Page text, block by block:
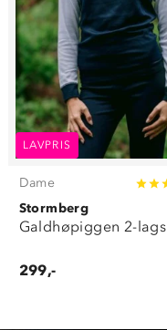
LAVPRIS
Dame
Stormberg
Galdhøpiggen 2-
299,-